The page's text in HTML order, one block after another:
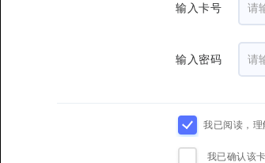
输入卡号
输入密码
我已阅读，理
我已确认该